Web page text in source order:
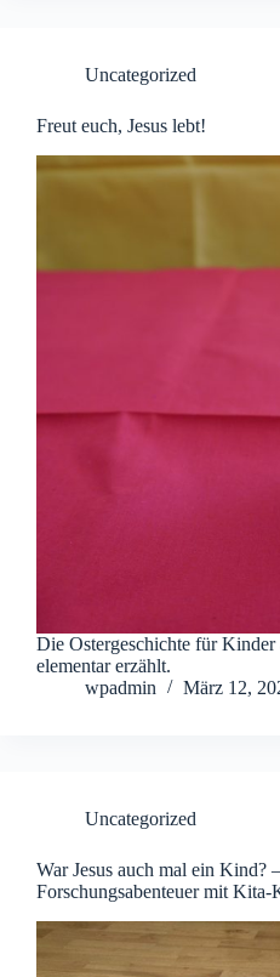
Uncategorized
Freut euch, Jesus lebt!
Die Ostergeschichte für Kinder
elementar erzählt.
wpadmin
März 12,
Uncategorized
War Jesus auch mal ein Kind? –
Forschungsabenteuer mit Kita-